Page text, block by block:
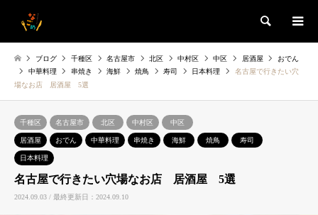
検索
ブログ 千種区 名古屋市 北区 中村区 中区 居酒屋
おでん
中華料理
串焼き 海鮮 焼鳥 寿司 日本料理
名古屋で行きたい穴
場なお店 居酒屋 5選
千種区 名古屋市 北区 中村区 中区
居酒屋 おでん 中華料理 串焼き 海鮮 焼鳥 寿司
日本料理
名古屋で行きたい穴場なお店 居酒屋 5選
2024.09.03 / 最終更新日：2024.09.10